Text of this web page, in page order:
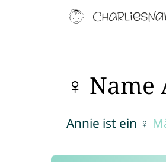
♀ Name
Annie ist ein ♀